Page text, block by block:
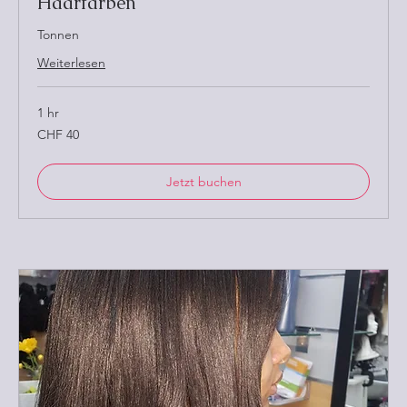
Tonnen
Weiterlesen
1 hr
40
Schweizer
CHF 40
Jetzt buchen